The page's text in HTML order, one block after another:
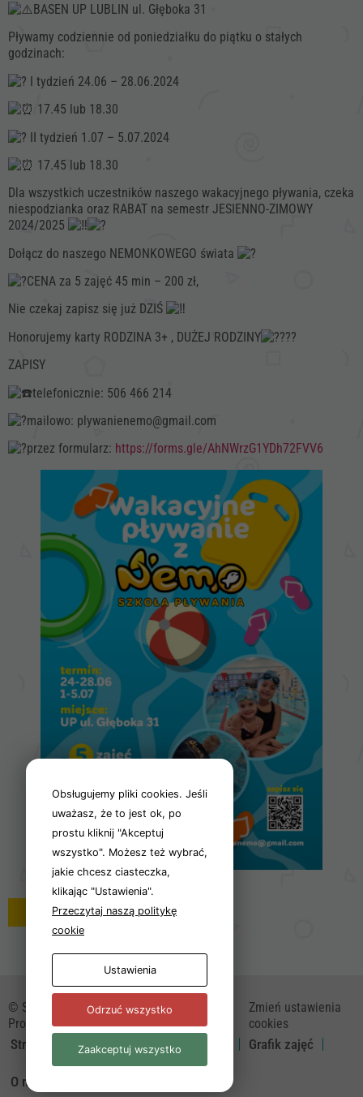
BASEN UP LUBLIN ul. Głęboka 31
Pływamy codziennie od poniedziałku do piątku o stałych
godzinach:
I tydzień 24.06 – 28.06.2024
17.45 lub 18.30
II tydzień 1.07 – 5.07.2024
17.45 lub 18.30
Dla wszystkich uczestników naszego wakacyjnego pływania, czeka
niespodzianka oraz RABAT na semestr JESIENNO-ZIMOWY
2024/2025
Dołącz do naszego NEMONKOWEGO świata
CENA za 5 zajęć 45 min – 200 zł,
Nie czekaj zapisz się już DZIŚ
Honorujemy karty RODZINA 3+ , DUŻEJ RODZINY
ZAPISY
telefonicznie: 506 466 214
mailowo: plywanienemo@gmail.com
przez formularz: https://forms.gle/AhNWrzG1YDh72FVV6
powrót
© Szkoła pływania Nemo - 2026
Projekt i wykonanie - Freeline
Zmień ustawienia
cookies
Strona główna Aktualności Grafik zajęć
O nas
Obsługujemy pliki cookies. Jeśli
uważasz, że to jest ok, po
prostu kliknij "Akceptuj
wszystko". Możesz też wybrać,
jakie chcesz ciasteczka,
klikając "Ustawienia".
Przeczytaj naszą politykę
cookie
Ustawienia
Odrzuć wszystko
Zaakceptuj wszystko
Konieczne
Te pliki cookie
nie są
opcjonalne. Są
one potrzebne
do
funkcjonowania
strony
internetowej.
Statystyka
Abyśmy mogli
poprawić
Doświadczenie
internetowa